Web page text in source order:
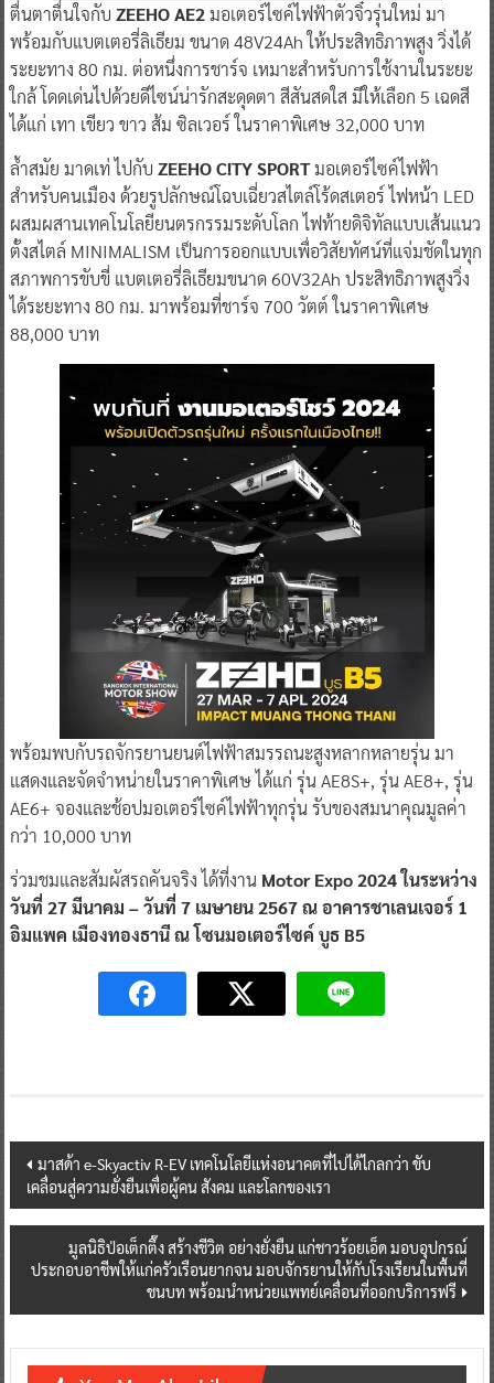
ตื่นตาตื่นใจกับ ZEEHO AE2มอเตอร์ไซค์ไฟฟ้าตัวจิ๋วรุ่นใหม่ มา
พร้อมกับแบตเตอรี่ลิเธียม ขนาด 48V24Ah ให้ประสิทธิภาพสูง วิ่งได้
ระยะทาง 80 กม. ต่อหนึ่งการชาร์จ เหมาะสำหรับการใช้งานในระยะ
ใกล้ โดดเด่นไปด้วยดีไซน์น่ารักสะดุดตา สีสันสดใส มีให้เลือก 5 เฉดสี
ได้แก่ เทา เขียว ขาว ส้ม ซิลเวอร์ ในราคาพิเศษ 32,000 บาท
ล้ำสมัย มาดเท่ ไปกับ ZEEHO C!TY SPORTมอเตอร์ไซค์ไฟฟ้า
สำหรับคนเมือง ด้วยรูปลักษณ์โฉบเฉี่ยวสไตล์โร้ดสเตอร์ ไฟหน้า LED
ผสมผสานเทคโนโลยียนตรกรรมระดับโลก ไฟท้ายดิจิทัลแบบเส้นแนว
ตั้งสไตล์ MINIMALISM เป็นการออกแบบเพื่อวิสัยทัศน์ที่แจ่มชัดในทุก
สภาพการขับขี่ แบตเตอรี่ลิเธียมขนาด 60V32Ah ประสิทธิภาพสูงวิ่ง
ได้ระยะทาง 80 กม. มาพร้อมที่ชาร์จ 700 วัตต์ ในราคาพิเศษ
88,000 บาท
พร้อมพบกับรถจักรยานยนต์ไฟฟ้าสมรรถนะสูงหลากหลายรุ่น มา
แสดงและจัดจำหน่ายในราคาพิเศษ ได้แก่ รุ่น AE8S+, รุ่น AE8+, รุ่น
AE6+ จองและช้อปมอเตอร์ไซค์ไฟฟ้าทุกรุ่น รับของสมนาคุณมูลค่า
กว่า 10,000 บาท
ร่วมชมและสัมผัสรถคันจริง ได้ที่งาน Motor Expo 2024 ในระหว่าง
วันที่ 27 มีนาคม – วันที่ 7 เมษายน 2567 ณ อาคารชาเลนเจอร์ 1
อิมแพค เมืองทองธานี ณ โซนมอเตอร์ไซค์ บูธ B5
Post
navigation
มาสด้า e-Skyactiv R-EV เทคโนโลยีแห่งอนาคตที่ไปได้ไกลกว่า ขับ
เคลื่อนสู่ความยั่งยืนเพื่อผู้คน สังคม และโลกของเรา
มูลนิธิป่อเต็กตึ๊ง สร้างชีวิต อย่างยั่งยืน แก่ชาวร้อยเอ็ด มอบอุปกรณ์
ประกอบอาชีพให้แก่ครัวเรือนยากจน มอบจักรยานให้กับโรงเรียนในพื้นที่
ชนบท พร้อมนำหน่วยแพทย์เคลื่อนที่ออกบริการฟรี